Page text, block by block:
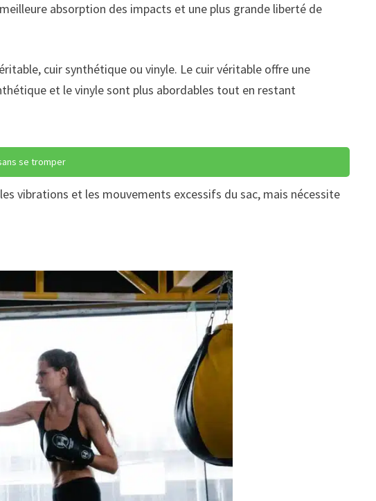
absorption des impacts et une plus grande liberté de
cuir synthétique ou vinyle. Le cuir véritable offre une
et le vinyle sont plus abordables tout en restant
se tromper
vibrations et les mouvements excessifs du sac, mais nécessite